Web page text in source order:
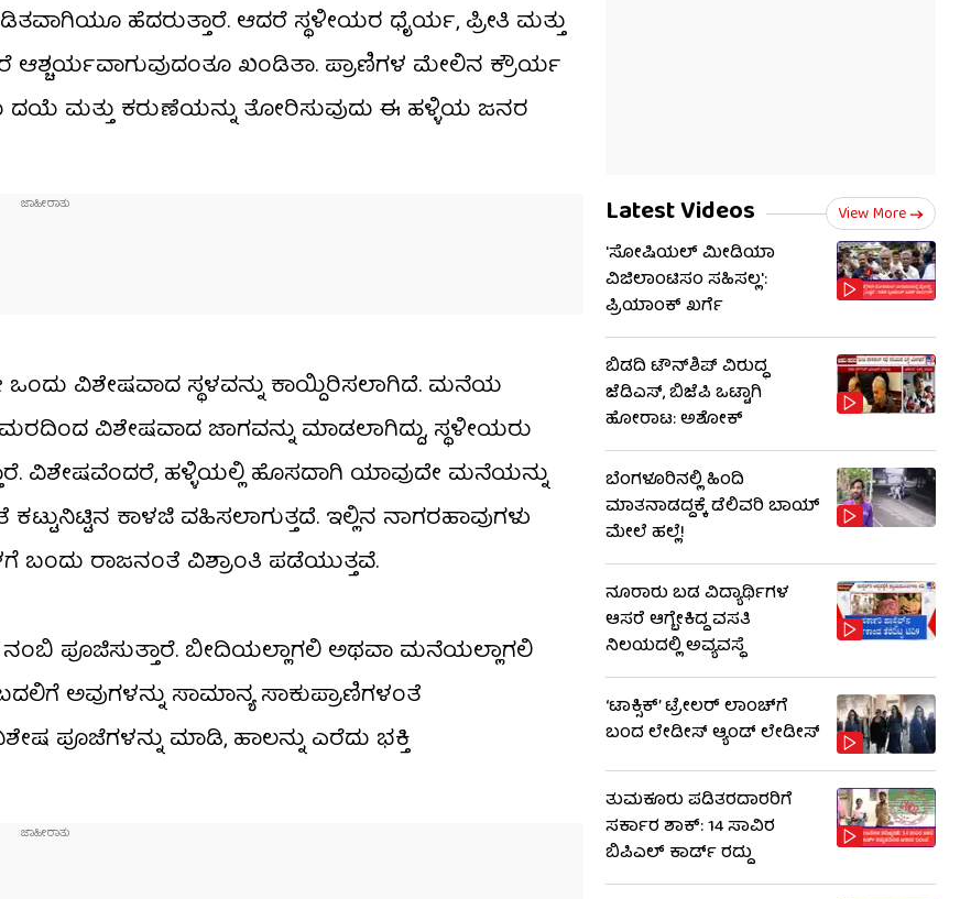
ಹೆದರುತ್ತಾರೆ. ಆದರೆ ಸ್ಥಳೀಯರ ಧೈರ್ಯ, ಪ್ರೀತಿ ಮತ್ತು
ಖಂಡಿತಾ. ಪ್ರಾಣಿಗಳ ಮೇಲಿನ ಕ್ರೌರ್ಯ
ದಯೆ ಮತ್ತು ಕರುಣೆಯನ್ನು ತೋರಿಸುವುದು ಈ ಹಳ್ಳಿಯ ಜನರ
ವಿಶೇಷವಾದ ಸ್ಥಳವನ್ನು ಕಾಯ್ದಿರಿಸಲಾಗಿದೆ. ಮನೆಯ
ವಿಶೇಷವಾದ ಜಾಗವನ್ನು ಮಾಡಲಾಗಿದ್ದು, ಸ್ಥಳೀಯರು
ವಿಶೇಷವೆಂದರೆ, ಹಳ್ಳಿಯಲ್ಲಿ ಹೊಸದಾಗಿ ಯಾವುದೇ ಮನೆಯನ್ನು
ಕಾಳಜಿ ವಹಿಸಲಾಗುತ್ತದೆ. ಇಲ್ಲಿನ ನಾಗರಹಾವುಗಳು
ರಾಜನಂತೆ ವಿಶ್ರಾಂತಿ ಪಡೆಯುತ್ತವೆ.
ನಂಬಿ ಪೂಜಿಸುತ್ತಾರೆ. ಬೀದಿಯಲ್ಲಾಗಲಿ ಅಥವಾ ಮನೆಯಲ್ಲಾಗಲಿ
ಅವುಗಳನ್ನು ಸಾಮಾನ್ಯ ಸಾಕುಪ್ರಾಣಿಗಳಂತೆ
ಪೂಜೆಗಳನ್ನು ಮಾಡಿ, ಹಾಲನ್ನು ಎರೆದು ಭಕ್ತಿ
Latest Videos View More
'ಸೋಷಿಯಲ್ ಮೀಡಿಯಾ
ವಿಜಿಲಾಂಟಿಸಂ ಸಹಿಸಲ್ಲ':
ಪ್ರಿಯಾಂಕ್ ಖರ್ಗೆ
ಬಿಡದಿ ಟೌನ್​ಶಿಪ್ ವಿರುದ್ಧ
ಜೆಡಿಎಸ್, ಬಿಜೆಪಿ ಒಟ್ಟಾಗಿ
ಹೋರಾಟ: ಅಶೋಕ್
ಬೆಂಗಳೂರಿನಲ್ಲಿ ಹಿಂದಿ
ಮಾತನಾಡದ್ದಕ್ಕೆ ಡೆಲಿವರಿ ಬಾಯ್
ಮೇಲೆ ಹಲ್ಲೆ!
ನೂರಾರು ಬಡ ವಿದ್ಯಾರ್ಥಿಗಳ
ಆಸರೆ ಆಗ್ಬೇಕಿದ್ದ ವಸತಿ
ನಿಲಯದಲ್ಲಿ ಅವ್ಯವಸ್ಥೆ
‘ಟಾಕ್ಸಿಕ್’ ಟ್ರೇಲರ್ ಲಾಂಚ್​ಗೆ
ಬಂದ ಲೇಡೀಸ್ ಆ್ಯಂಡ್ ಲೇಡೀಸ್
ತುಮಕೂರು ಪಡಿತರದಾರರಿಗೆ
ಸರ್ಕಾರ ಶಾಕ್: 14 ಸಾವಿರ
ಬಿಪಿಎಲ್ ಕಾರ್ಡ್ ರದ್ದು